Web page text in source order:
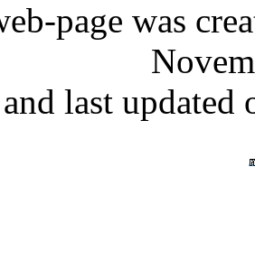
page was
and last updated